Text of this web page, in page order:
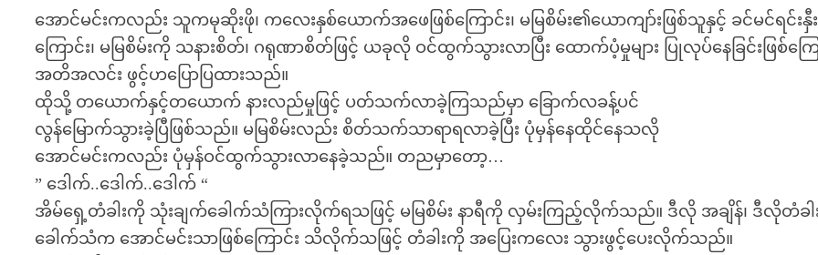
အောင်မင်းကလည်း သူကမုဆိုးဖို၊ ကလေးနှစ်ယောက်အဖေဖြစ်ကြောင်း၊ မမြစိမ်း၏ယောကျာ်းဖြစ်သူနှင့် ခင်မင်ရင်းနှီ
ကြောင်း၊ မမြစိမ်းကို သနားစိတ်၊ ဂရုဏာစိတ်ဖြင့် ယခုလို ဝင်ထွက်သွားလာပြီး ထောက်ပံ့မှုများ ပြုလုပ်နေခြင်းဖြစ်ကြေ
အတိအလင်း ဖွင့်ဟပြောပြထားသည်။
ထိုသို့ တယောက်နှင့်တယောက် နားလည်မှုဖြင့် ပတ်သက်လာခဲ့ကြသည်မှာ ခြောက်လခန့်ပင်
လွန်မြောက်သွားခဲ့ပြီဖြစ်သည်။ မမြစိမ်းလည်း စိတ်သက်သာရာရလာခဲ့ပြီး ပုံမှန်နေထိုင်နေသလို
အောင်မင်းကလည်း ပုံမှန်ဝင်ထွက်သွားလာနေခဲ့သည်။ တညမှာတော့…
” ဒေါက်..ဒေါက်..ဒေါက် “
အိမ်ရှေ့တံခါးကို သုံးချက်ခေါက်သံကြားလိုက်ရသဖြင့် မမြစိမ်း နာရီကို လှမ်းကြည့်လိုက်သည်။ ဒီလို အချိန်၊ ဒီလိုတံခါ
ခေါက်သံက အောင်မင်းသာဖြစ်ကြောင်း သိလိုက်သဖြင့် တံခါးကို အပြေးကလေး သွားဖွင့်ပေးလိုက်သည်။